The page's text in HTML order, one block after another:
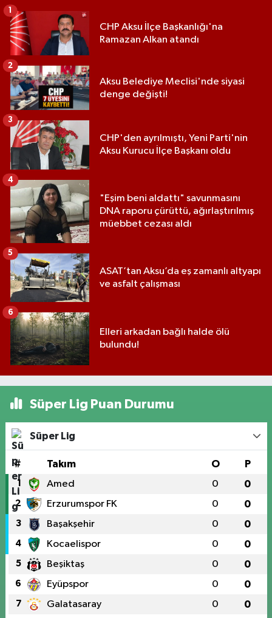
CHP Aksu İlçe Başkanlığı'na
Ramazan Alkan atandı
1
Aksu Belediye Meclisi'nde siyasi
denge değişti!
2
CHP'den ayrılmıştı, Yeni Parti'nin
Aksu Kurucu İlçe Başkanı oldu
3
"Eşim beni aldattı" savunmasını
DNA raporu çürüttü, ağırlaştırılmış
müebbet cezası aldı
4
ASAT’tan Aksu’da eş zamanlı altyapı
ve asfalt çalışması
5
Elleri arkadan bağlı halde ölü
bulundu!
6
Süper Lig Puan Durumu
Süper Lig
# Takım O P
1 Amed 0 0
2 Erzurumspor FK 0 0
3 Başakşehir 0 0
4 Kocaelispor 0 0
5 Beşiktaş 0 0
6 Eyüpspor 0 0
7 Galatasaray 0 0